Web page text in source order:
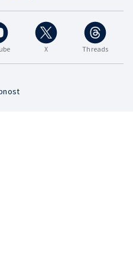
X Threads